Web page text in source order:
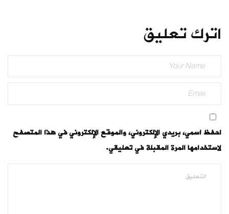
اترك تعليق
احفظ اسمي، بريدي الإلكتروني، والموقع الإلكتروني في هذا المتصفح
لاستخدامها المرة المقبلة في تعليقي.